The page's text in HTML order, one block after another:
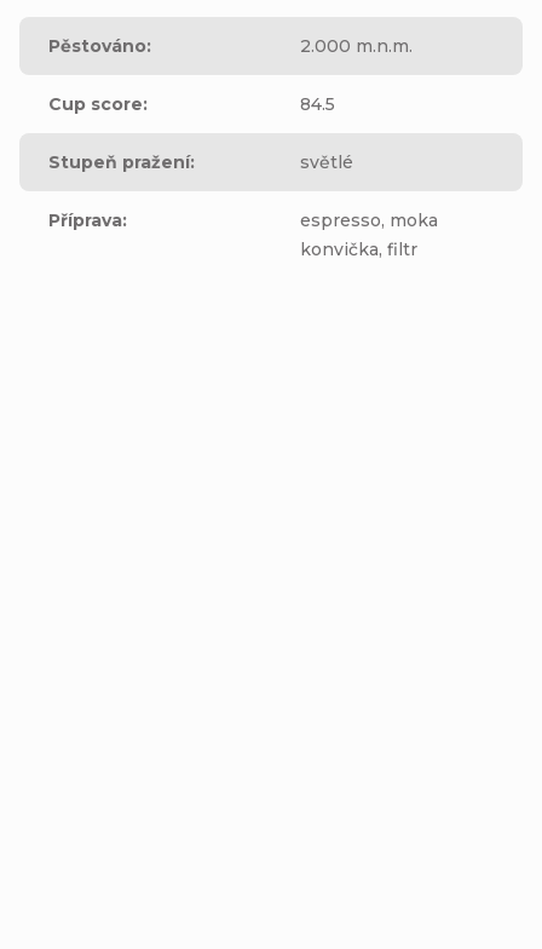
Pěstováno: 2.000 m.n.m.
Cup score: 84.5
Stupeň pražení: světlé
Příprava:
espresso, moka
konvička, filtr